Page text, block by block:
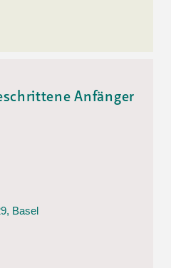
Anfänger
Basel